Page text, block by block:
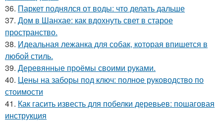
36. Паркет поднялся от воды: что делать дальше
37. Дом в Шанхае: как вдохнуть свет в старое
пространство.
38. Идеальная лежанка для собак, которая впишется в
любой стиль.
39. Деревянные проёмы своими руками.
40. Цены на заборы под ключ: полное руководство по
стоимости
41. Как гасить известь для побелки деревьев: пошаговая
инструкция